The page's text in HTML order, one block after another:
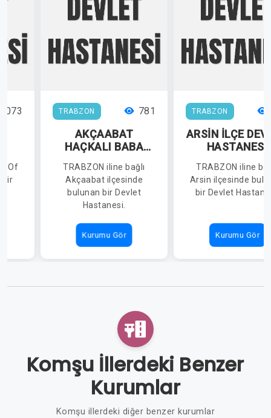
Of
bir
TRABZON 781
AKÇAABAT
HAÇKALI BABA
HASTANESİ
TRABZON iline bağlı
Akçaabat ilçesinde
bulunan bir Devlet
Hastanesi.
Kurumu Gör
TRABZON
ARSİN İLÇE
HASTANESİ
TRABZON iline
Arsin ilçesinde
bir Devlet
Kurumu Gör
Komşu İllerdeki Benzer
Kurumlar
Komşu illerdeki diğer benzer kurumlar